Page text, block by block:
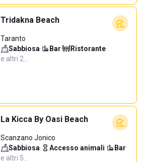
Tridakna Beach
Taranto
Sabbiosa· Bar· Ristorante·
e altri 2…
La Kicca By Oasi Beach
Scanzano Jonico
Sabbiosa· Accesso animali· Bar·
e altri 5…